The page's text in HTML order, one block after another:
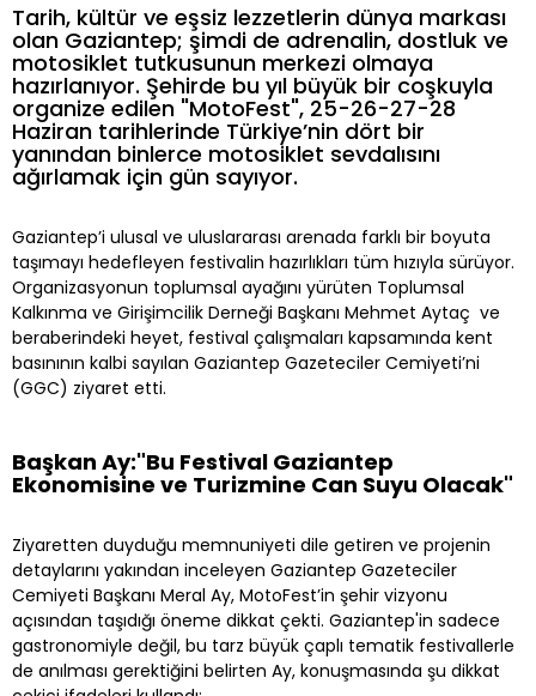
Tarih, kültür ve eşsiz lezzetlerin dünya markası
olan Gaziantep; şimdi de adrenalin, dostluk ve
motosiklet tutkusunun merkezi olmaya
hazırlanıyor. Şehirde bu yıl büyük bir coşkuyla
organize edilen "MotoFest", 25-26-27-28
Haziran tarihlerinde Türkiye’nin dört bir
yanından binlerce motosiklet sevdalısını
ağırlamak için gün sayıyor.
Gaziantep’i ulusal ve uluslararası arenada farklı bir boyuta
taşımayı hedefleyen festivalin hazırlıkları tüm hızıyla sürüyor.
Organizasyonun toplumsal ayağını yürüten Toplumsal
Kalkınma ve Girişimcilik Derneği Başkanı Mehmet Aytaç ve
beraberindeki heyet, festival çalışmaları kapsamında kent
basınının kalbi sayılan Gaziantep Gazeteciler Cemiyeti’ni
(GGC) ziyaret etti.
Başkan Ay:"Bu Festival Gaziantep
Ekonomisine ve Turizmine Can Suyu Olacak"
Ziyaretten duyduğu memnuniyeti dile getiren ve projenin
detaylarını yakından inceleyen Gaziantep Gazeteciler
Cemiyeti Başkanı Meral Ay, MotoFest’in şehir vizyonu
açısından taşıdığı öneme dikkat çekti. Gaziantep'in sadece
gastronomiyle değil, bu tarz büyük çaplı tematik festivallerle
de anılması gerektiğini belirten Ay, konuşmasında şu dikkat